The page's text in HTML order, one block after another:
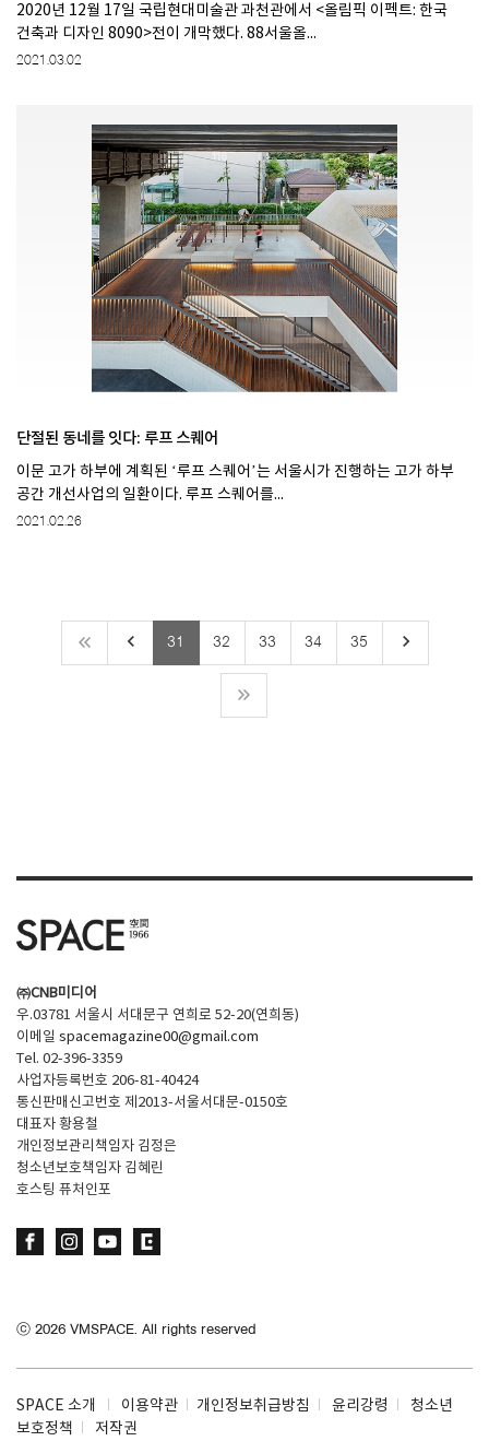
2020년 12월 17일 국립현대미술관 과천관에서 <올림픽 이펙트: 한국
건축과 디자인 8090>전이 개막했다. 88서울올...
2021.03.02
단절된 동네를 잇다: 루프 스퀘어
이문 고가 하부에 계획된 ‘루프 스퀘어’는 서울시가 진행하는 고가 하부
공간 개선사업의 일환이다. 루프 스퀘어를...
2021.02.26
keyboard_arrow_left 31 32 33 34 35 keyboard_arrow_right
㈜CNB미디어
우.03781 서울시 서대문구 연희로 52-20(연희동)
이메일 spacemagazine00@gmail.com
Tel. 02-396-3359
사업자등록번호 206-81-40424
통신판매신고번호 제2013-서울서대문-0150호
대표자 황용철
개인정보관리책임자 김정은
청소년보호책임자 김혜린
호스팅 퓨처인포
ⓒ 2026 VMSPACE. All rights reserved
SPACE 소개 이용약관 개인정보취급방침 윤리강령
청소년
보호정책
저작권